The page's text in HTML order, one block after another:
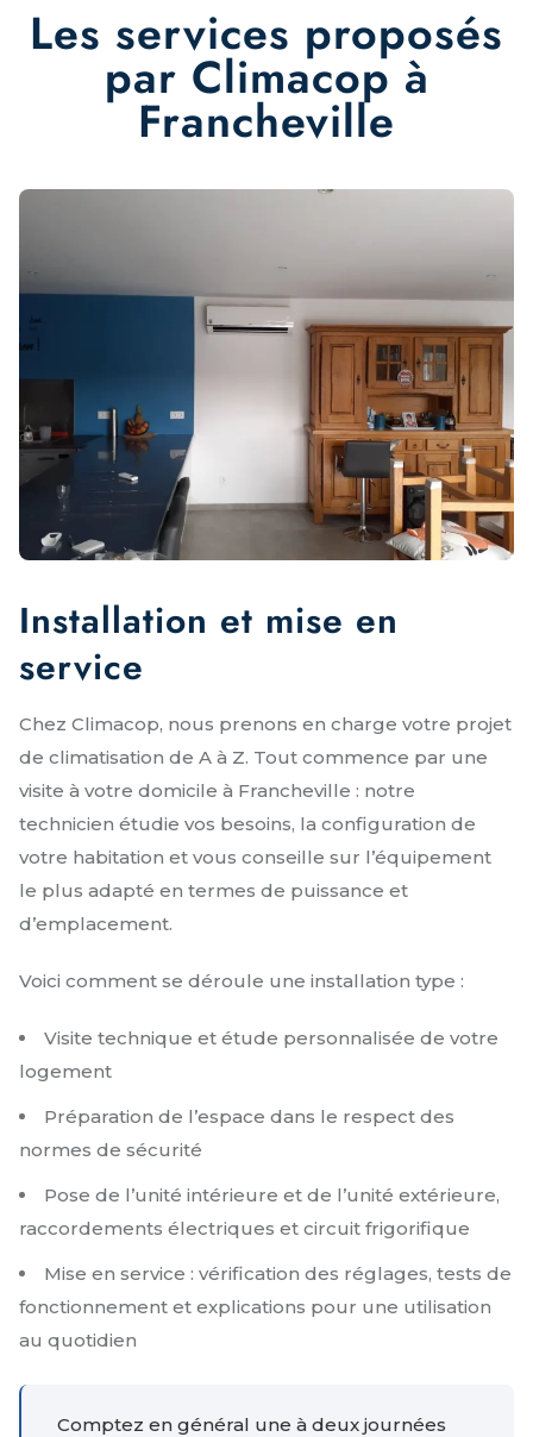
Les services proposés
par Climacop à
Francheville
Installation et mise en
service
Chez Climacop, nous prenons en charge votre projet
de climatisation de A à Z. Tout commence par une
visite à votre domicile à Francheville : notre
technicien étudie vos besoins, la configuration de
votre habitation et vous conseille sur l’équipement
le plus adapté en termes de puissance et
d’emplacement.
Voici comment se déroule une installation type :
Visite technique et étude personnalisée de votre
logement
Préparation de l’espace dans le respect des
normes de sécurité
Pose de l’unité intérieure et de l’unité extérieure,
raccordements électriques et circuit frigorifique
Mise en service : vérification des réglages, tests de
fonctionnement et explications pour une utilisation
au quotidien
Comptez en général une à deux journées